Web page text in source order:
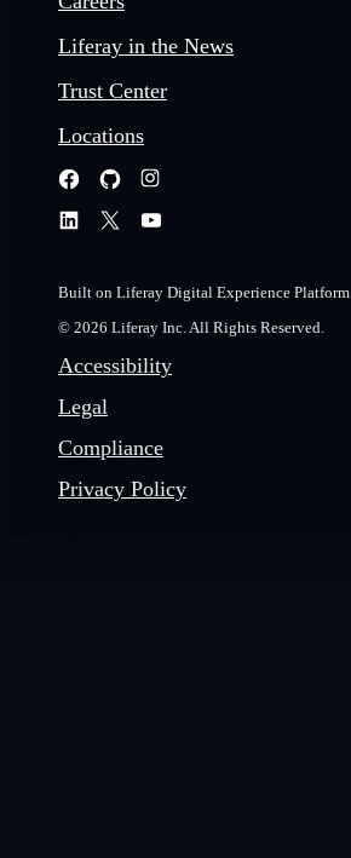
Liferay in the News
Trust Center
Locations
Built on Liferay Digital Experience Platform
© 2026 Liferay Inc. All Rights Reserved.
Accessibility
Legal
Compliance
Privacy Policy